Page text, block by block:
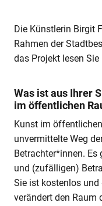
Die Künstlerin Birgit
Rahmen der
das Projekt lesen
Was ist aus Ihrer
im öffentlichen
Kunst im
unvermittelte Weg
Betrachter*innen.
und (zufälligen)
Sie ist kostenlos
verändert den Raum